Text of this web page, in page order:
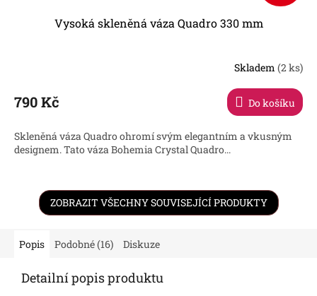
Vysoká skleněná váza Quadro 330 mm
produktu
je
z
5
Skladem(2 ks)
790 Kč Do košíku
Skleněná váza Quadro ohromí svým elegantním a vkusným
designem. Tato váza Bohemia Crystal Quadro...
ZOBRAZIT VŠECHNY SOUVISEJÍCÍ PRODUKTY
Popis Podobné (16) Diskuze
Detailní popis produktu